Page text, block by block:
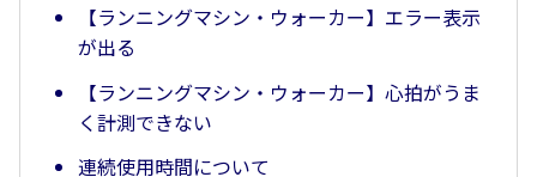
【ランニングマシン・ウォーカー】エラー表示
が出る
【ランニングマシン・ウォーカー】心拍がうま
く計測できない
連続使用時間について